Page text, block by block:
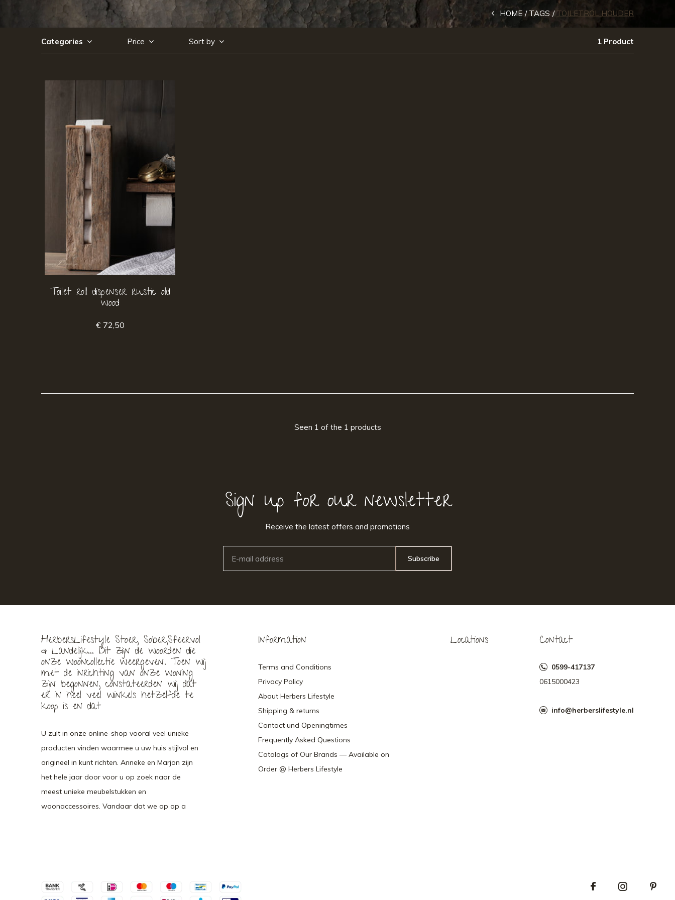
HOME TAGS TOILETROL HOUDER
Categories Price Sort by 1 Product
Toilet roll dispenser rustic old
wood
€ 72,50
Seen 1 of the 1 products
Sign up for our newsletter
Receive the latest offers and promotions
Subscribe
HerbersLifestyle Stoer, Sober,Sfeervol
& Landelijk... Dit zijn de woorden die
onze wooncollectie weergeven. Toen wij
met de inrichting van onze woning
zijn begonnen, constateerden wij dat
er in heel veel winkels hetzelfde te
koop is en dat
U zult in onze online-shop vooral veel unieke
producten vinden waarmee u uw huis stijlvol en
origineel in kunt richten. Anneke en Marjon zijn
het hele jaar door voor u op zoek naar de
meest unieke meubelstukken en
woonaccessoires. Vandaar dat we op op a
Information
Terms and Conditions
Privacy Policy
About Herbers Lifestyle
Shipping & returns
Contact und Openingtimes
Frequently Asked Questions
Catalogs of Our Brands — Available on
Order @ Herbers Lifestyle
Locations Contact
0599-417137
0615000423
info@herberslifestyle.nl